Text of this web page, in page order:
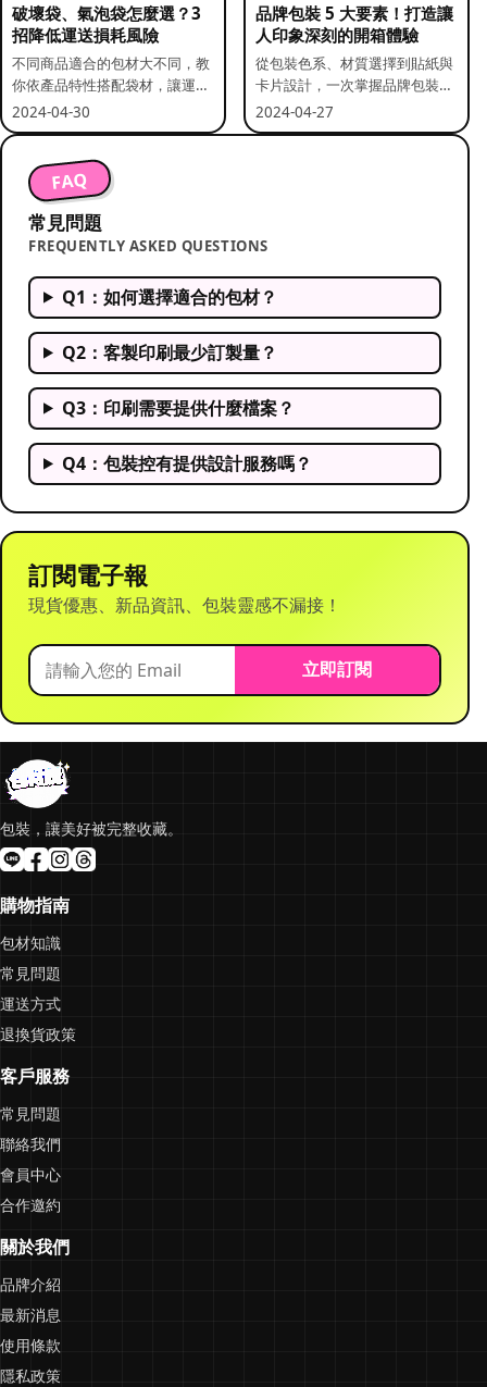
破壞袋、氣泡袋怎麼選？3
招降低運送損耗風險
不同商品適合的包材大不同，教
你依產品特性搭配袋材，讓運送
更安全。
2024-04-30
品牌包裝 5 大要素！打造讓
人印象深刻的開箱體驗
從包裝色系、材質選擇到貼紙與
卡片設計，一次掌握品牌包裝的
關鍵要素。
2024-04-27
FAQ
常見問題
FREQUENTLY ASKED QUESTIONS
Q1：如何選擇適合的包材？
Q2：客製印刷最少訂製量？
Q3：印刷需要提供什麼檔案？
Q4：包裝控有提供設計服務嗎？
訂閱電子報
現貨優惠、新品資訊、包裝靈感不漏接！
立即訂閱
包裝，讓美好被完整收藏。
購物指南
包材知識
常見問題
運送方式
退換貨政策
客戶服務
常見問題
聯絡我們
會員中心
合作邀約
關於我們
品牌介紹
最新消息
使用條款
隱私政策